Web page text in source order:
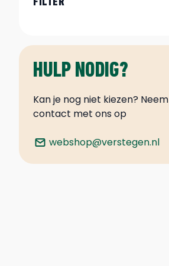
FILTER
HULP NODIG?
Kan je nog niet kiezen? Neem
contact met ons op
webshop@verstegen.nl